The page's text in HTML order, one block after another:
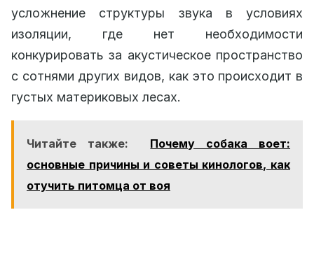
усложнение структуры звука в условиях
изоляции, где нет необходимости
конкурировать за акустическое пространство
с сотнями других видов, как это происходит в
густых материковых лесах.
Читайте также:
Почему собака воет:
основные причины и советы кинологов, как
отучить питомца от воя